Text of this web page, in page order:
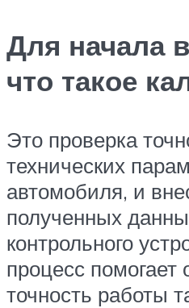
Для начала
что такое
Это проверка
технических
автомобиля, и
полученных
контрольного
процесс помогает
точность работы